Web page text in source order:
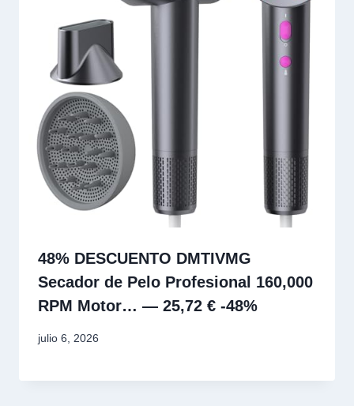
48% DESCUENTO DMTIVMG
Secador de Pelo Profesional 160,000
RPM Motor… — 25,72 € -48%
julio 6, 2026